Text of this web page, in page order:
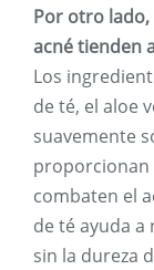
Por otro
acné tienden
Los
de té, el aloe
suavemente
proporcionan
combaten el
de té ayuda a
sin la dureza